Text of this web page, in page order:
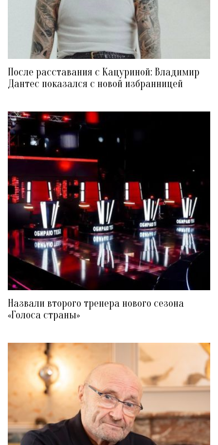
После расставания с Кацуриной: Владимир
Дантес показался с новой избранницей
Назвали второго тренера нового сезона
«Голоса страны»